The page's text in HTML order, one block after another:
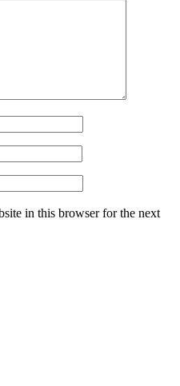
in this browser for the next